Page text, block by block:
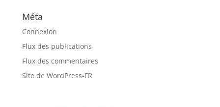
Méta
Connexion
Flux des publications
Flux des commentaires
Site de WordPress-FR